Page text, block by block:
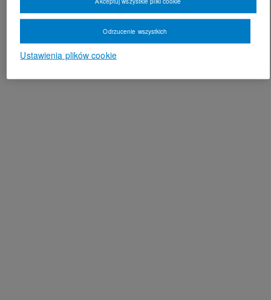
Ustawienia plików cookie
Odrzucenie wszystkich